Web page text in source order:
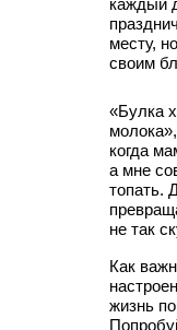
каждый
месту,
своим
«Булка
когда
а мне
топать.
не так
Как
жизнь